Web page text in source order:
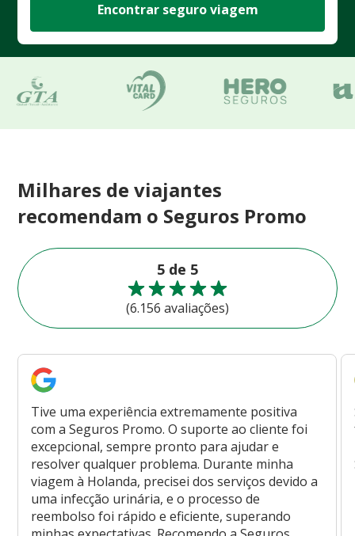
Encontrar seguro viagem
Milhares de viajantes
recomendam o Seguros Promo
5 de 5
(6.156 avaliações)
Tive uma experiência extremamente positiva
com a Seguros Promo. O suporte ao cliente foi
excepcional, sempre pronto para ajudar e
resolver qualquer problema. Durante minha
viagem à Holanda, precisei dos serviços devido a
uma infecção urinária, e o processo de
reembolso foi rápido e eficiente, superando